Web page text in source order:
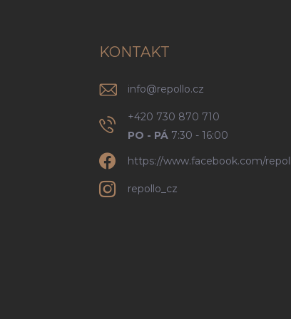
KONTAKT
info@repollo.cz
+420 730 870 710
PO - PÁ 7:30 - 16:00
https://www.facebook.com/
repollo_cz